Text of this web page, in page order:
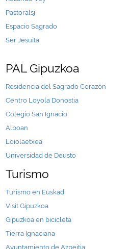
Pastoralsj
Espacio Sagrado
Ser Jesuita
PAL Gipuzkoa
Residencia del Sagrado Corazón
Centro Loyola Donostia
Colegio San Ignacio
Alboan
Loiolaetxea
Universidad de Deusto
Turismo
Turismo en Euskadi
Visit Gipuzkoa
Gipuzkoa en bicicleta
Tierra Ignaciana
Ayuntamiento de Azpeitia